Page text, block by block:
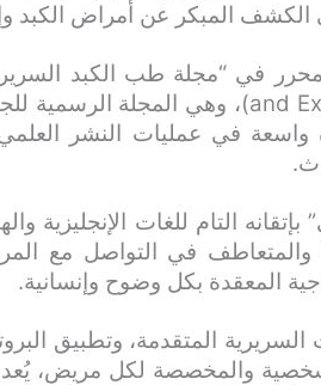
المبكر عن أمراض الكبد
واسعة في عمليات النشر
التام للغات الإنجليزية
والمتعاطف في التواصل مع
المعقدة بكل وضوح وإنسانية.
المتقدمة، وتطبيق
والمخصصة لكل مريض،